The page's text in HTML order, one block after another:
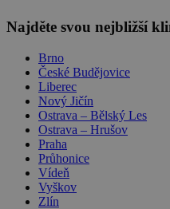
Najděte svou nejbližší
Brno
České Budějovice
Liberec
Nový Jičín
Ostrava – Bělský Les
Ostrava – Hrušov
Praha
Průhonice
Vídeň
Vyškov
Zlín